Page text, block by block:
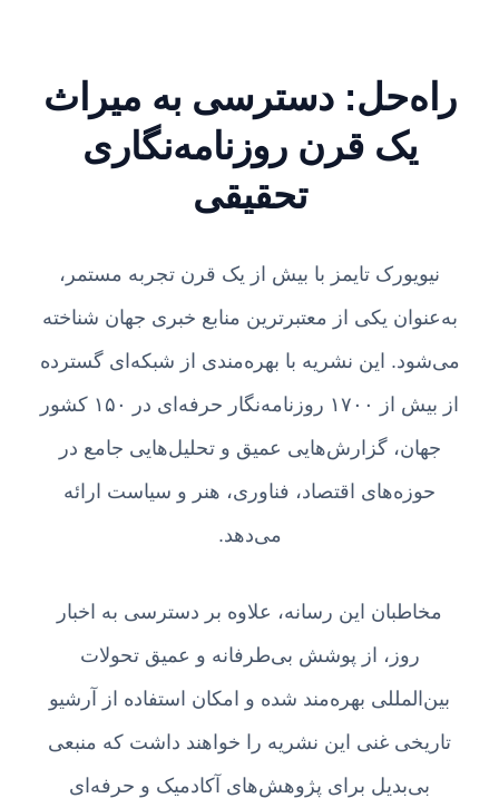
راه‌حل: دسترسی به میراث
یک قرن روزنامه‌نگاری
تحقیقی
نیویورک تایمز با بیش از یک قرن تجربه مستمر،
به‌عنوان یکی از معتبرترین منابع خبری جهان شناخته
می‌شود. این نشریه با بهره‌مندی از شبکه‌ای گسترده
از بیش از ۱۷۰۰ روزنامه‌نگار حرفه‌ای در ۱۵۰ کشور
جهان، گزارش‌هایی عمیق و تحلیل‌هایی جامع در
حوزه‌های اقتصاد، فناوری، هنر و سیاست ارائه
می‌دهد.
مخاطبان این رسانه، علاوه بر دسترسی به اخبار
روز، از پوشش بی‌طرفانه و عمیق تحولات
بین‌المللی بهره‌مند شده و امکان استفاده از آرشیو
تاریخی غنی این نشریه را خواهند داشت که منبعی
بی‌بدیل برای پژوهش‌های آکادمیک و حرفه‌ای